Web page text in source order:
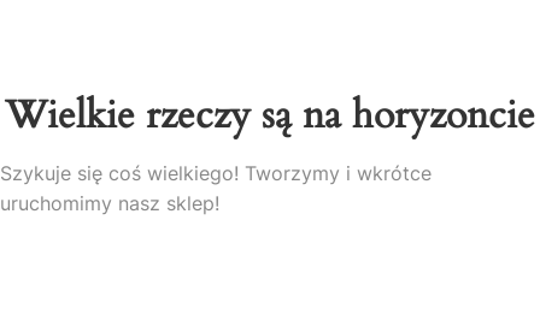
Wielkie rzeczy są na horyzoncie
Szykuje się coś wielkiego! Tworzymy i wkrótce
uruchomimy nasz sklep!